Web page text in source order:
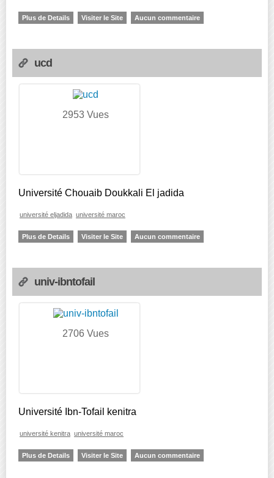
Plus de Details Visiter le Site Aucun commentaire
ucd
2953 Vues
Université Chouaib Doukkali El jadida
université eljadida université maroc
Plus de Details Visiter le Site Aucun commentaire
univ-ibntofail
2706 Vues
Université Ibn-Tofail kenitra
université kenitra université maroc
Plus de Details Visiter le Site Aucun commentaire